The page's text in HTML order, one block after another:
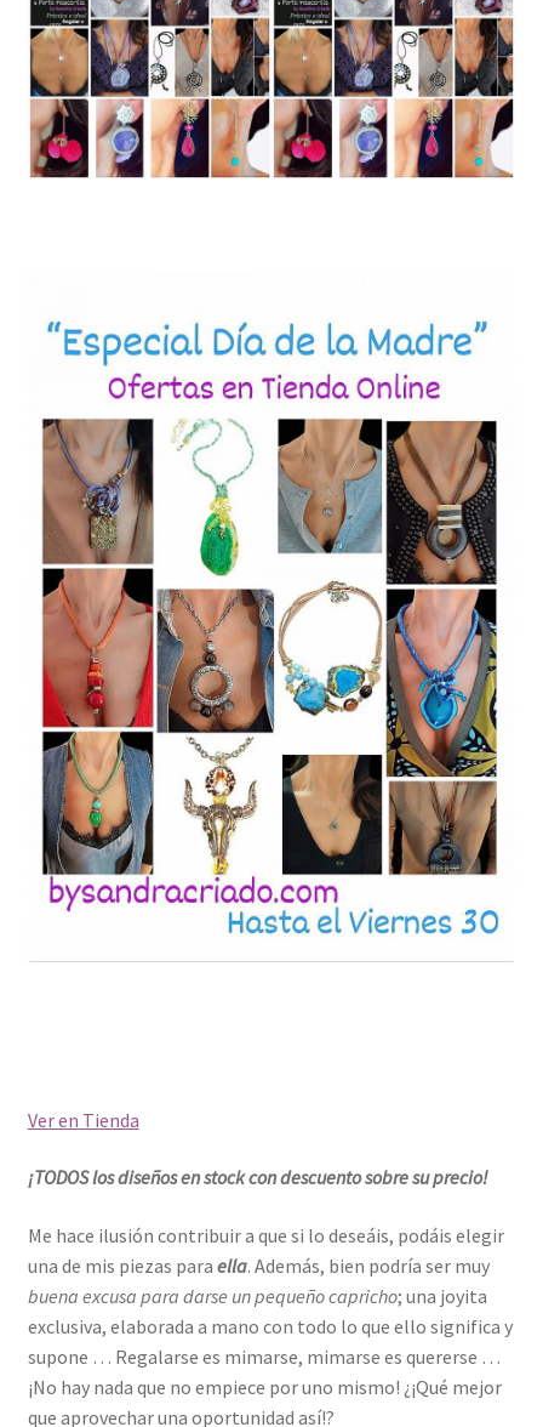
Ver en Tienda
¡TODOS los diseños en stock con descuento sobre su precio!
Me hace ilusión contribuir a que si lo deseáis, podáis elegir
una de mis piezas para ella. Además, bien podría ser muy
buena excusa para darse un pequeño capricho; una joyita
exclusiva, elaborada a mano con todo lo que ello significa y
supone … Regalarse es mimarse, mimarse es quererse …
¡No hay nada que no empiece por uno mismo! ¿¡Qué mejor
que aprovechar una oportunidad así!?